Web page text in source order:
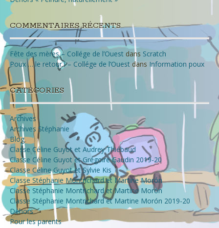
COMMENTAIRES RÉCENTS
Fête des mères – Collége de l’Ouest dans Scratch
Poux … le retour ! – Collége de l’Ouest dans Information poux
CATÉGORIES
Archives
Archives Stéphanie
Blog
Classe Céline Guyot et Audrey Thiébaud
Classe Céline Guyot et Grégoire Gaudin 2019-20
Classe Céline Guyot et Sylvie Kis
Classe Stéphanie Montrichard et Martine Morón
Classe Stéphanie Montrichard et Martine Morón
Classe Stéphanie Montrichard et Martine Morón 2019-20
Dehors
Pour les parents